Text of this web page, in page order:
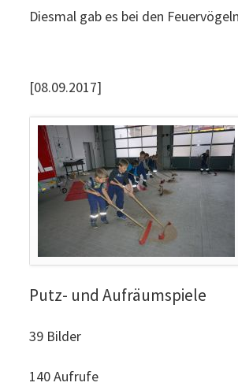
Diesmal gab es bei den
[08.09.2017]
Putz- und Aufräumspiele
39 Bilder
140 Aufrufe